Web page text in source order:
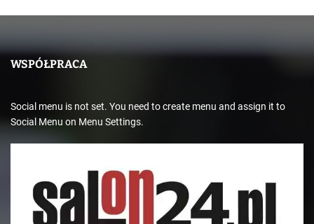
WSPÓŁPRACA
Social menu is not set. You need to create menu and assign it to
Social Menu on Menu Settings.